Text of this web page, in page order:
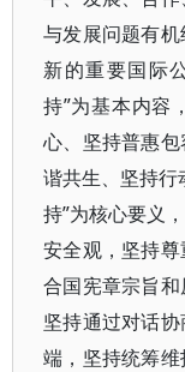
与发展问题有
新的重要国际
持”为基本内容
心、坚持普惠
谐共生、坚持行
持”为核心要义
安全观，坚持
合国宪章宗旨和
坚持通过对话
端，坚持统筹